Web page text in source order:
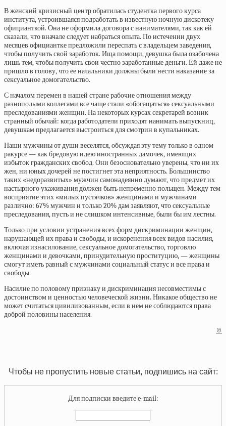
В женский кризисный центр обратилась студентка первого курса
института, устроившаяся подработать в известную ночную дискотеку
официанткой. Она не оформила договора с нанимателями, так как ей
сказали, что вначале следует набраться опыта. По истечении двух
месяцев официантке предложили переспать с владельцем заведения,
чтобы получить свой заработок. Ища помощи, девушка была озабочена
лишь тем, чтобы получить свои честно заработанные деньги. Ей даже не
пришло в голову, что ее начальники должны были нести наказание за
сексуальное домогательство.
С началом перемен в нашей стране рабочие отношения между
разнополыми коллегами все чаще стали «обогащаться» сексуальными
преследованиями женщин. На некоторых курсах секретарей возник
странный обычай: когда работодатели приходят нанимать выпускниц,
девушкам предлагается выстроиться для смотрин в купальниках.
Наши мужчины от души веселятся, обсуждая эту тему только в одном
ракурсе — как бредовую идею иностранных дамочек, имеющих
избыток гражданских свобод. Они безосновательно уверены, что ни их
жен, ни юных дочерей не постигнет эта неприятность. Большинство
таких «недоразвитых» мужчин самонадеянно думают, что предмет их
настырного ухаживания должен быть непременно польщен. Между тем
восприятие этих «милых пустячков» женщинами и мужчинами
различно: 67% мужчин и только 20% дам заявляют, что сексуальные
преследования, пусть и не слишком интенсивные, были бы им лестны.
Только при условии устранения всех форм дискриминации женщин,
нарушающей их права и свободы, и искоренения всех видов насилия,
включая изнасилование, сексуальное домогательство, торговлю
женщинами и девочками, принудительную проституцию, — женщины
смогут иметь равный с мужчинами социальный статус и все права и
свободы.
Насилие по половому признаку и дискриминация несовместимы с
достоинством и ценностью человеческой жизни. Никакое общество не
может считаться цивилизованным, если в нем не соблюдаются права
доброй половины населения.
©
Чтобы не пропустить новые статьи, подпишись на сайт:
Для подписки введите e-mail: